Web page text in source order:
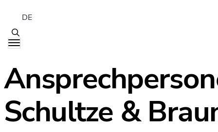
DE
Schultze &